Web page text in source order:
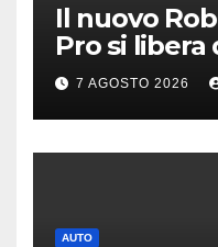
Il nuovo
Pro si libera
pulire i
7 AGOSTO 2026
AUTO